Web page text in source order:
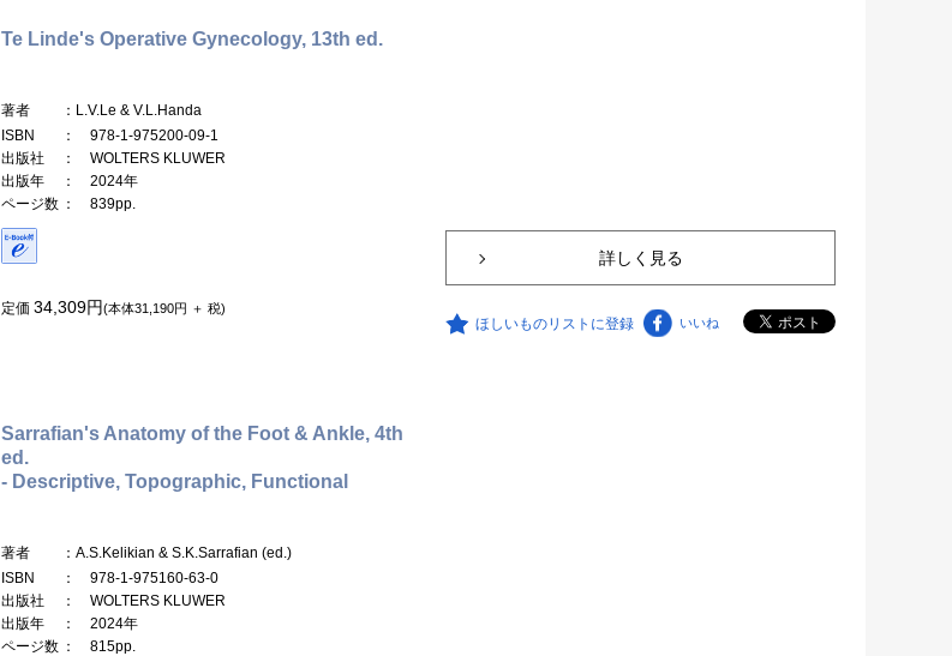
Te Linde's Operative Gynecology, 13th ed.
著者
：L.V.Le & V.L.Handa
ISBN
： 978-1-975200-09-1
出版社
： WOLTERS KLUWER
出版年
： 2024年
ページ数 ： 839pp.
定価 34,309円(本体31,190円 ＋ 税)
詳しく見る
ほしいものリストに登録 いいね
Sarrafian's Anatomy of the Foot & Ankle, 4th
ed.
- Descriptive, Topographic, Functional
著者
：A.S.Kelikian & S.K.Sarrafian (ed.)
ISBN
： 978-1-975160-63-0
出版社
： WOLTERS KLUWER
出版年
： 2024年
ページ数 ： 815pp.